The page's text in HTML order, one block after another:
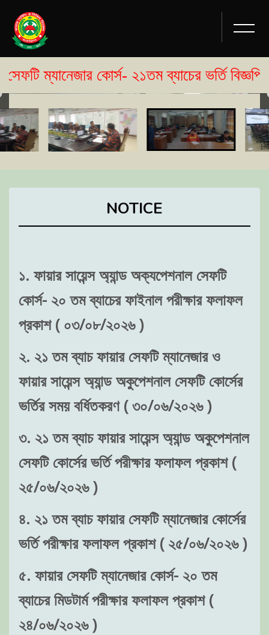
কোর্স- ২১তম ব্যাচের ভর্তি বিজ্ঞপ্তি
NOTICE
১. ফায়ার সায়েন্স অ্যান্ড অক্যপেশনাল সেফটি
কোর্স- ২০ তম ব্যাচের ফাইনাল পরীক্ষার ফলাফল
প্রকাশ ( ০৩/০৮/২০২৬ )
২. ২১ তম ব্যাচ ফায়ার সেফটি ম্যানেজার ও
ফায়ার সায়েন্স অ্যান্ড অকুপেশনাল সেফটি কোর্সের
ভর্তির সময় বর্ধিতকরণ ( ৩০/০৬/২০২৬ )
৩. ২১ তম ব্যাচ ফায়ার সায়েন্স অ্যান্ড অকুপেশনাল
সেফটি কোর্সের ভর্তি পরীক্ষার ফলাফল প্রকাশ (
২৫/০৬/২০২৬ )
৪. ২১ তম ব্যাচ ফায়ার সেফটি ম্যানেজার কোর্সের
ভর্তি পরীক্ষার ফলাফল প্রকাশ ( ২৫/০৬/২০২৬ )
৫. ফায়ার সেফটি ম্যানেজার কোর্স- ২০ তম
ব্যাচের মিডটার্ম পরীক্ষার ফলাফল প্রকাশ (
২৪/০৬/২০২৬ )